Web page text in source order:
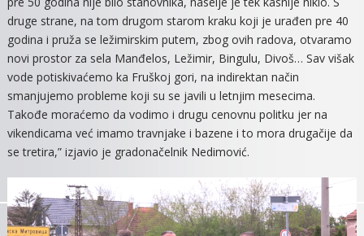
druge strane, na tom drugom starom kraku koji je urađen pre 40
godina i pruža se ležimirskim putem, zbog ovih radova, otvaramo
novi prostor za sela Manđelos, Ležimir, Bingulu, Divoš… Sav višak
vode potiskivaćemo ka Fruškoj gori, na indirektan način
smanjujemo probleme koji su se javili u letnjim mesecima.
Takođe moraćemo da vodimo i drugu cenovnu politku jer na
vikendicama već imamo travnjake i bazene i to mora drugačije da
se tretira,” izjavio je gradonačelnik Nedimović.